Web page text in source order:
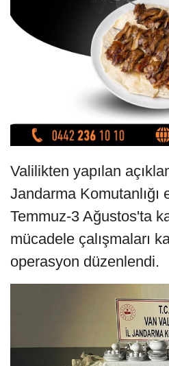
Valilikten yapılan
Jandarma Komutanlığı
Temmuz-3 Ağustos'ta
mücadele çalışmaları
operasyon düzenlendi.